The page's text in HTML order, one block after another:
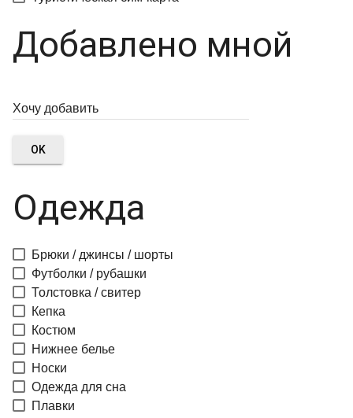
Добавлено мной
OK
Одежда
Брюки / джинсы / шорты
Футболки / рубашки
Толстовка / свитер
Кепка
Костюм
Нижнее белье
Носки
Одежда для сна
Плавки